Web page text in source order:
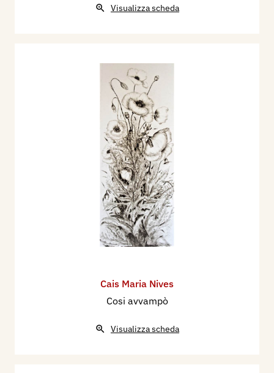
Visualizza scheda
Cais Maria Nives
Cosi avvampò
Visualizza scheda